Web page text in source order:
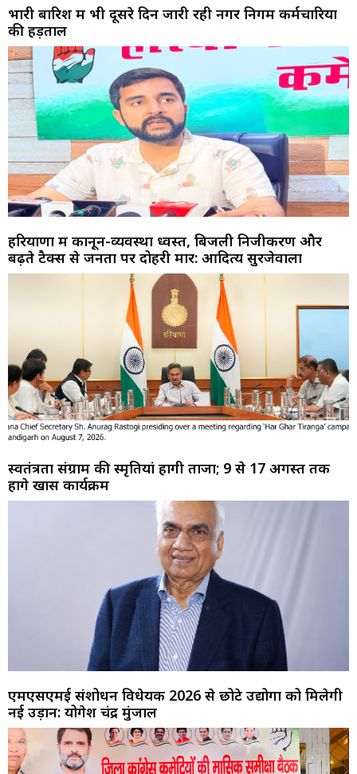
भारी बारिश में भी दूसरे दिन जारी रही नगर निगम कर्मचारियों
की हड़ताल
हरियाणा में कानून-व्यवस्था ध्वस्त, बिजली निजीकरण और
बढ़ते टैक्स से जनता पर दोहरी मार: आदित्य सुरजेवाला
स्वतंत्रता संग्राम की स्मृतियां होंगी ताजा; 9 से 17 अगस्त तक
होंगे खास कार्यक्रम
एमएसएमई संशोधन विधेयक 2026 से छोटे उद्योगों को मिलेगी
नई उड़ान: योगेश चंद्र मुंजाल